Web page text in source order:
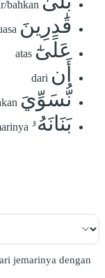
bahkan
قَٰدِرِينَ
عَلَىٰٓ atas
أَن dari
نُّسَوِّيَ
بَنَانَهُۥ
jemarinya dengan